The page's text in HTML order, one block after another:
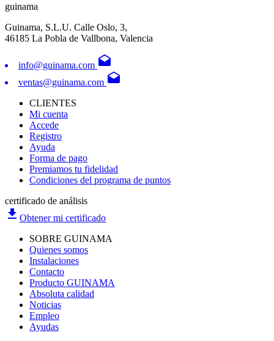
guinama
Guinama, S.L.U. Calle Oslo, 3,
46185 La Pobla de Vallbona, Valencia
info@guinama.com drafts
ventas@guinama.com drafts
CLIENTES
Mi cuenta
Accede
Registro
Ayuda
Forma de pago
Premiamos tu fidelidad
Condiciones del programa de puntos
certificado de análisis
file_download Obtener mi certificado
SOBRE GUINAMA
Quienes somos
Instalaciones
Contacto
Producto GUINAMA
Absoluta calidad
Noticias
Empleo
Ayudas